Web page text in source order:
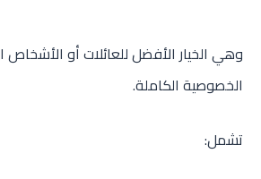
وهي الخيار الأفضل للعائلات أو الأشخاص
الخصوصية الكاملة.
تشمل: